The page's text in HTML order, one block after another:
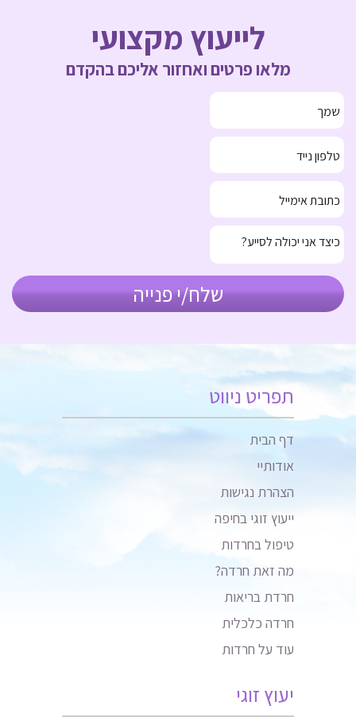
לייעוץ מקצועי
מלאו פרטים ואחזור אליכם בהקדם
תפריט ניווט
דף הבית
אודותיי
הצהרת נגישות
ייעוץ זוגי בחיפה
טיפול בחרדות
מה זאת חרדה?
חרדת בריאות
חרדה כלכלית
עוד על חרדות
יעוץ זוגי